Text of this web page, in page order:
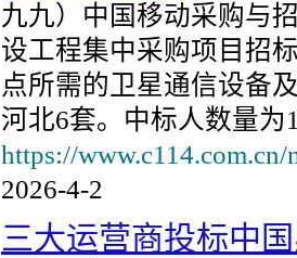
九九）中国移动采购与
设工程集中采购项目招
点所需的卫星通信设备
河北6套。中标人数量为
https://
2026-4-2
三大运营商投标中国